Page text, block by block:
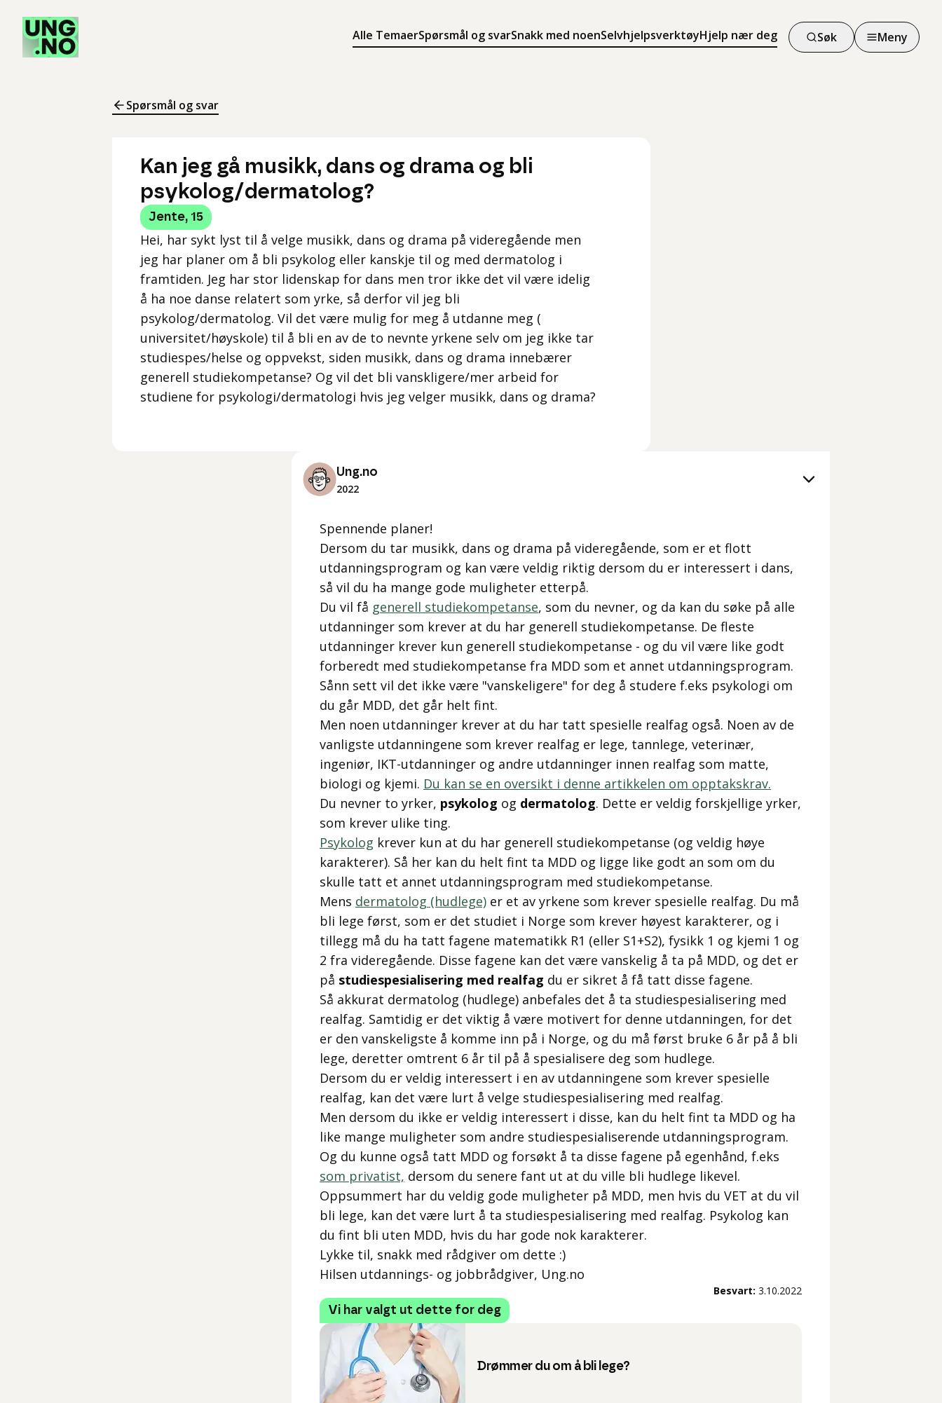
Alle TemaerSpørsmål og svarSnakk med noenSelvhjelpsverktøyHjelp nær deg
Søk
Søk
Meny
Meny
Spørsmål og svar
Kan jeg gå musikk, dans og drama og bli
psykolog/dermatolog?
Jente, 15
Hei, har sykt lyst til å velge musikk, dans og drama på videregående men
jeg har planer om å bli psykolog eller kanskje til og med dermatolog i
framtiden. Jeg har stor lidenskap for dans men tror ikke det vil være idelig
å ha noe danse relatert som yrke, så derfor vil jeg bli
psykolog/dermatolog. Vil det være mulig for meg å utdanne meg (
universitet/høyskole) til å bli en av de to nevnte yrkene selv om jeg ikke tar
studiespes/helse og oppvekst, siden musikk, dans og drama innebærer
generell studiekompetanse? Og vil det bli vanskligere/mer arbeid for
studiene for psykologi/dermatologi hvis jeg velger musikk, dans og drama?
Ung.no
2022
Spennende planer!
Dersom du tar musikk, dans og drama på videregående, som er et flott
utdanningsprogram og kan være veldig riktig dersom du er interessert i dans,
så vil du ha mange gode muligheter etterpå.
Du vil få generell studiekompetanse, som du nevner, og da kan du søke på alle
utdanninger som krever at du har generell studiekompetanse. De fleste
utdanninger krever kun generell studiekompetanse - og du vil være like godt
forberedt med studiekompetanse fra MDD som et annet utdanningsprogram.
Sånn sett vil det ikke være "vanskeligere" for deg å studere f.eks psykologi om
du går MDD, det går helt fint.
Men noen utdanninger krever at du har tatt spesielle realfag også. Noen av de
vanligste utdanningene som krever realfag er lege, tannlege, veterinær,
ingeniør, IKT-utdanninger og andre utdanninger innen realfag som matte,
biologi og kjemi. Du kan se en oversikt i denne artikkelen om opptakskrav.
Du nevner to yrker, psykolog og dermatolog. Dette er veldig forskjellige yrker,
som krever ulike ting.
Psykolog krever kun at du har generell studiekompetanse (og veldig høye
karakterer). Så her kan du helt fint ta MDD og ligge like godt an som om du
skulle tatt et annet utdanningsprogram med studiekompetanse.
Mens dermatolog (hudlege) er et av yrkene som krever spesielle realfag. Du må
bli lege først, som er det studiet i Norge som krever høyest karakterer, og i
tillegg må du ha tatt fagene matematikk R1 (eller S1+S2), fysikk 1 og kjemi 1 og
2 fra videregående. Disse fagene kan det være vanskelig å ta på MDD, og det er
på studiespesialisering med realfag du er sikret å få tatt disse fagene.
Så akkurat dermatolog (hudlege) anbefales det å ta studiespesialisering med
realfag. Samtidig er det viktig å være motivert for denne utdanningen, for det
er den vanskeligste å komme inn på i Norge, og du må først bruke 6 år på å bli
lege, deretter omtrent 6 år til på å spesialisere deg som hudlege.
Dersom du er veldig interessert i en av utdanningene som krever spesielle
realfag, kan det være lurt å velge studiespesialisering med realfag.
Men dersom du ikke er veldig interessert i disse, kan du helt fint ta MDD og ha
like mange muligheter som andre studiespesialiserende utdanningsprogram.
Og du kunne også tatt MDD og forsøkt å ta disse fagene på egenhånd, f.eks
som privatist, dersom du senere fant ut at du ville bli hudlege likevel.
Oppsummert har du veldig gode muligheter på MDD, men hvis du VET at du vil
bli lege, kan det være lurt å ta studiespesialisering med realfag. Psykolog kan
du fint bli uten MDD, hvis du har gode nok karakterer.
Lykke til, snakk med rådgiver om dette :)
Hilsen utdannings- og jobbrådgiver, Ung.no
Besvart: 3.10.2022
Vi har valgt ut dette for deg
Drømmer du om å bli lege?